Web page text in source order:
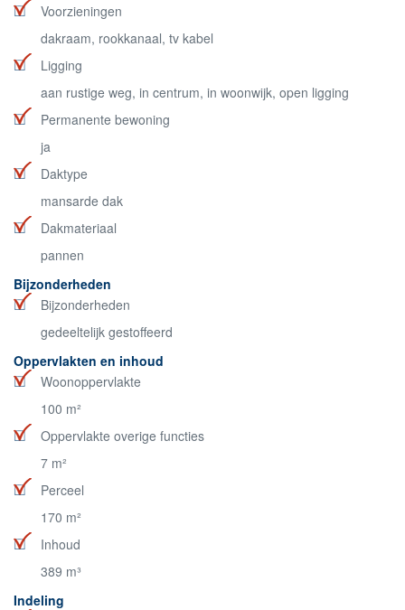
Voorzieningen
dakraam, rookkanaal, tv kabel
Ligging
aan rustige weg, in centrum, in woonwijk, open ligging
Permanente bewoning
ja
Daktype
mansarde dak
Dakmateriaal
pannen
Bijzonderheden
Bijzonderheden
gedeeltelijk gestoffeerd
Oppervlakten en inhoud
Woonoppervlakte
100 m²
Oppervlakte overige functies
7 m²
Perceel
170 m²
Inhoud
389 m³
Indeling